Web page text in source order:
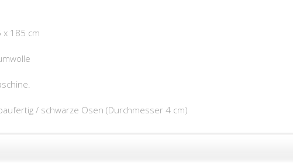
x 185 cm
/ schwarze Ösen (Durchmesser 4 cm)